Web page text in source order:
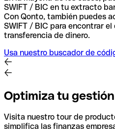
SWIFT / BIC en tu extracto
Con Qonto, también puedes
SWIFT / BIC para encontrar
transferencia de dinero.
Usa nuestro buscador de
Optimiza tu
Visita nuestro tour de
simplifica las finanzas